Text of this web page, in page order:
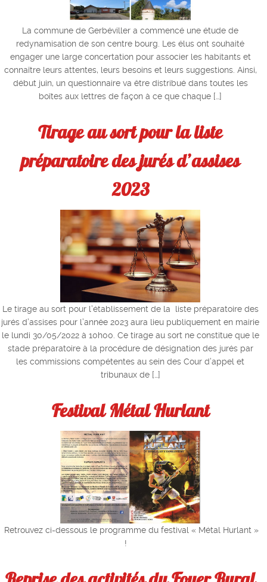
La commune de Gerbéviller a commencé une étude de
redynamisation de son centre bourg. Les élus ont souhaité
engager une large concertation pour associer les habitants et
connaître leurs attentes, leurs besoins et leurs suggestions. Ainsi,
début juin, un questionnaire va être distribué dans toutes les
boîtes aux lettres de façon à ce que chaque […]
Tirage au sort pour la liste
préparatoire des jurés d’assises
2023
Le tirage au sort pour l’établissement de la liste préparatoire des
jurés d’assises pour l’année 2023 aura lieu publiquement en mairie
le lundi 30/05/2022 à 10h00. Ce tirage au sort ne constitue que le
stade préparatoire à la procédure de désignation des jurés par
les commissions compétentes au sein des Cour d’appel et
tribunaux de […]
Festival Métal Hurlant
Retrouvez ci-dessous le programme du festival « Métal Hurlant »
!